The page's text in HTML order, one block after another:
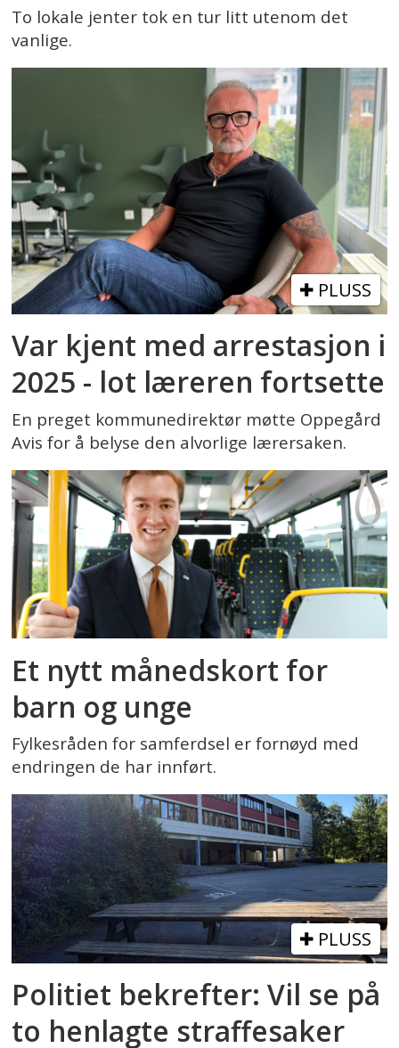
To lokale jenter tok en tur litt utenom det
vanlige.
PLUSS
Var kjent med arrestasjon i
2025 - lot læreren fortsette
En preget kommunedirektør møtte Oppegård
Avis for å belyse den alvorlige lærersaken.
Et nytt månedskort for
barn og unge
Fylkesråden for samferdsel er fornøyd med
endringen de har innført.
PLUSS
Politiet bekrefter: Vil se på
to henlagte straffesaker